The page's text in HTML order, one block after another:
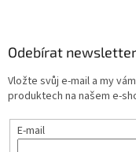
Odebírat newsletter
Vložte svůj e-mail a my
produktech na našem e-
E-mail